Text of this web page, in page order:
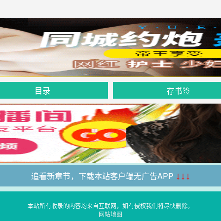
目录 存书签
追看新章节，下载本站客户端无广告APP ↓↓↓
本站所有收录的内容均来自互联网，如有侵权我们将尽快删除。
网站地图